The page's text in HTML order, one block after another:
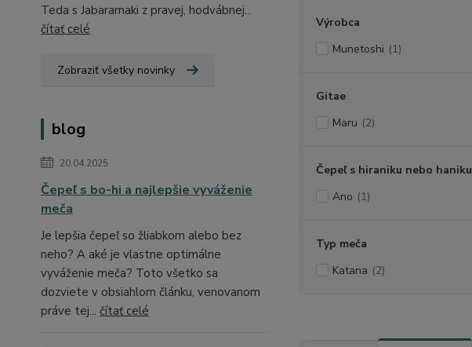
Teda s Jabaramaki z pravej, hodvábnej...
čítať celé
Zobraziť všetky novinky
blog
20.04.2025
Čepeľ s bo-hi a najlepšie vyváženie
meča
Je lepšia čepeľ so žliabkom alebo bez
neho? A aké je vlastne optimálne
vyváženie meča? Toto všetko sa
dozviete v obsiahlom článku, venovanom
práve tej... čítať celé
Výrobca
Munetoshi (1)
Gitae
Maru (2)
Čepeľ s hiraniku nebo haniku
Ano (1)
Typ meča
Katana (2)